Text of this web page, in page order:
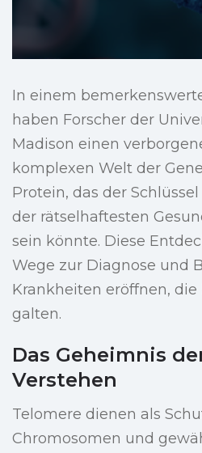
In einem
haben Forscher der
Madison einen
komplexen Welt der
Protein, das der
der rätselhaftesten
sein könnte. Diese
Wege zur Diagnose und
Krankheiten eröffnen,
galten.
Das Geheimnis
Verstehen
Telomere dienen als
Chromosomen und